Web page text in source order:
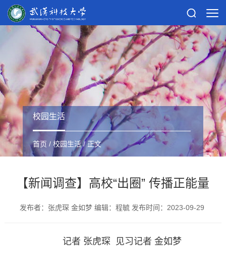
校园生活
首页 / 校园生活/ 正文
【新闻调查】高校“出圈” 传播正能量
发布者：张虎琛 金如梦 编辑：程毓 发布时间：2023-09-29
记者 张虎琛 见习记者 金如梦